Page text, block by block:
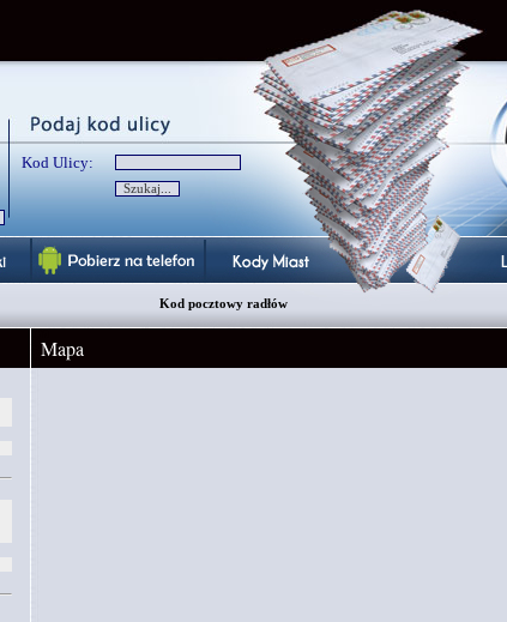
Kod Ulicy:
Kod pocztowy radłów
Mapa